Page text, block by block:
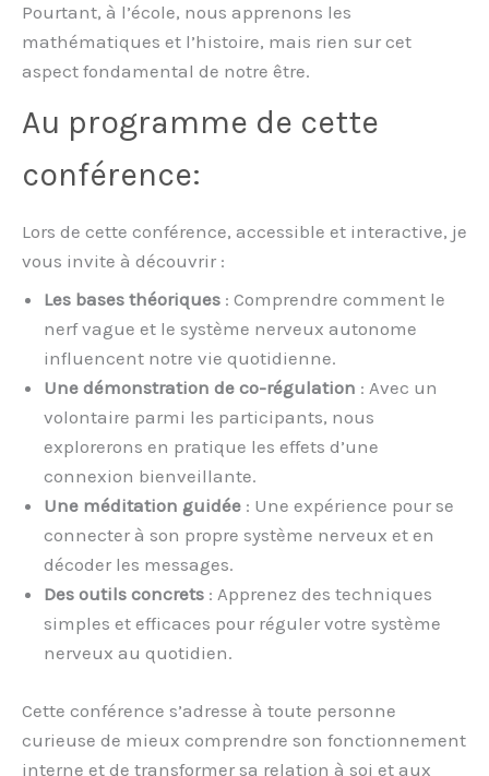
Pourtant, à l’école, nous apprenons les
mathématiques et l’histoire, mais rien sur cet
aspect fondamental de notre être.
Au programme de cette
conférence:
Lors de cette conférence, accessible et interactive, je
vous invite à découvrir :
Les bases théoriques : Comprendre comment le
nerf vague et le système nerveux autonome
influencent notre vie quotidienne.
Une démonstration de co-régulation : Avec un
volontaire parmi les participants, nous
explorerons en pratique les effets d’une
connexion bienveillante.
Une méditation guidée : Une expérience pour se
connecter à son propre système nerveux et en
décoder les messages.
Des outils concrets : Apprenez des techniques
simples et efficaces pour réguler votre système
nerveux au quotidien.
Cette conférence s’adresse à toute personne
curieuse de mieux comprendre son fonctionnement
interne et de transformer sa relation à soi et aux